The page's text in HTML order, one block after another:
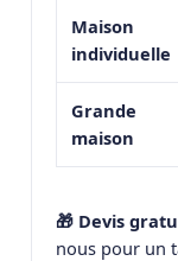
Maison
individuelle
Grande
maison
🎁 Devis
nous pour un